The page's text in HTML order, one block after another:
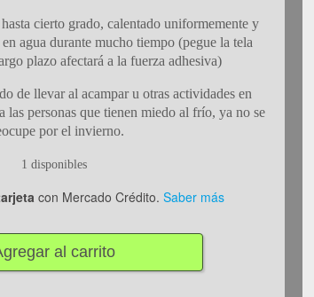
cierto grado, calentado uniformemente y
agua durante mucho tiempo (pegue la tela
plazo afectará a la fuerza adhesiva)
de llevar al acampar u otras actividades en
las personas que tienen miedo al frío, ya no se
por el invierno.
1 disponibles
con Mercado Crédito. Saber más
al carrito